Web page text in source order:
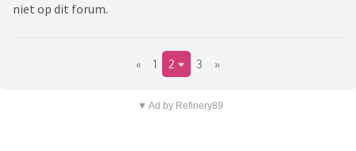
niet op dit forum.
« 1 2 3 »
▼ Ad by Refinery89